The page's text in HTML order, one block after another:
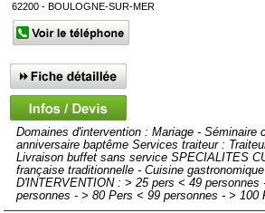
62200 - BOULOGNE-SUR-MER
Domaines d'intervention : Mariage - Séminaire
anniversaire baptême Services traiteur :
Livraison buffet sans service SPECIALITES
française traditionnelle - Cuisine
D'INTERVENTION : > 25 pers < 49 personnes
personnes - > 80 Pers < 99 personnes - > 100